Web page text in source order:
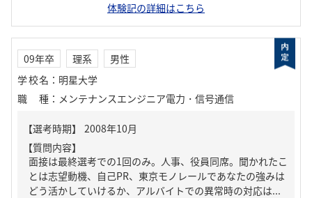
体験記の詳細はこちら
09年卒 理系
男性
学校名 ： 明星大学
職種 ： メンテナンスエンジニア電力・信号通信
【質問内容】
面接は最終選考での1回のみ。人事、役員同席。聞かれたこ
とは志望動機、自己PR、東京モノレールであなたの強みは
どう活かしていけるか、アルバイトでの異常時の対応は...